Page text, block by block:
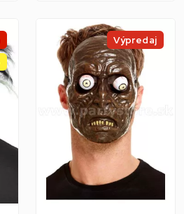
Výpredaj